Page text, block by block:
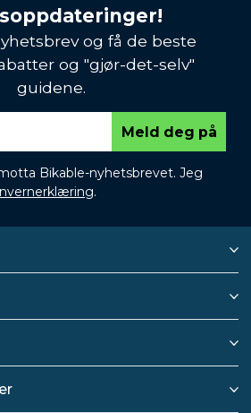
og få de beste
og "gjør-det-selv"
guidene.
Meld deg på
Bikable-nyhetsbrevet. Jeg
.